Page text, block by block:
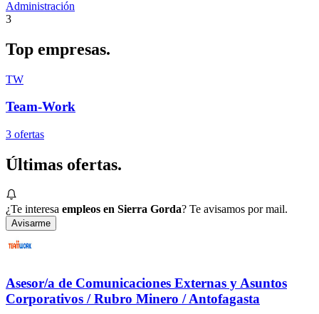
Administración
3
Top empresas.
TW
Team-Work
3 ofertas
Últimas ofertas.
¿Te interesa empleos en Sierra Gorda? Te avisamos por mail.
Avisarme
Asesor/a de Comunicaciones Externas y Asuntos
Corporativos / Rubro Minero / Antofagasta